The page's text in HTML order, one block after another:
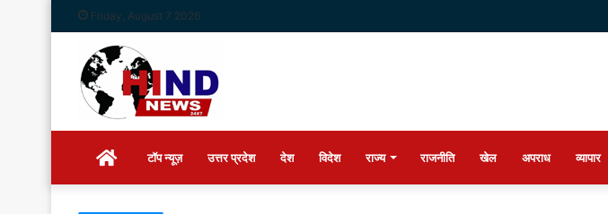
Friday, August 7 2026
Homeटॉप न्यूज़ उत्तर प्रदेश देश विदेश राज्य राजनीति खेल अपराध व्यापार